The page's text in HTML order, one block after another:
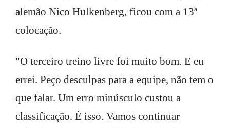
alemão Nico Hulkenberg, ficou com a 13ª
colocação.
"O terceiro treino livre foi muito bom. E eu
errei. Peço desculpas para a equipe, não tem o
que falar. Um erro minúsculo custou a
classificação. É isso. Vamos continuar